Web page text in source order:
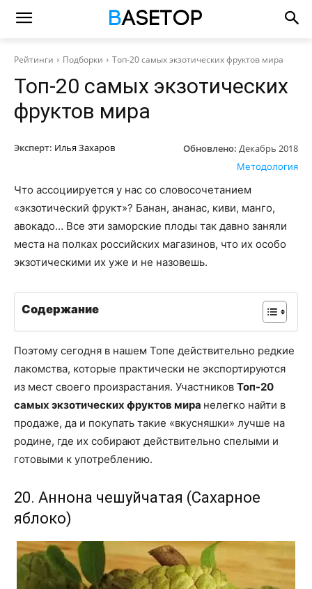
Рейтинги Подборки Топ-20 самых экзотических фруктов мира
Топ-20 самых экзотических
фруктов мира
Эксперт: Илья Захаров Обновлено: Декабрь 2018
Методология
Что ассоциируется у нас со словосочетанием
«экзотический фрукт»? Банан, ананас, киви, манго,
авокадо… Все эти заморские плоды так давно заняли
места на полках российских магазинов, что их особо
экзотическими их уже и не назовешь.
Содержание
Поэтому сегодня в нашем Топе действительно редкие
лакомства, которые практически не экспортируются
из мест своего произрастания. Участников Топ-20
самых экзотических фруктов мира нелегко найти в
продаже, да и покупать такие «вкусняшки» лучше на
родине, где их собирают действительно спелыми и
готовыми к употреблению.
20. Аннона чешуйчатая (Сахарное
яблоко)